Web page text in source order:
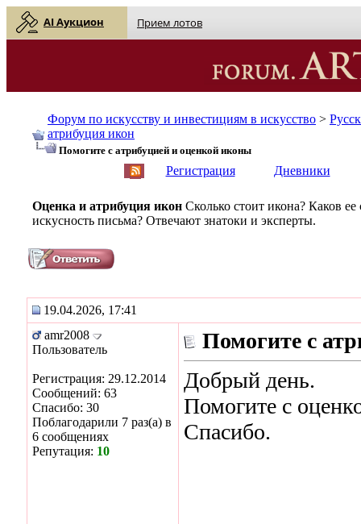
AI Аукцион Прием лотов
Форум по искусству и инвестициям в искусство >
атрибуция икон
Помогите с атрибуцией и оценкой иконы
Регистрация Дневники
Оценка и атрибуция икон Сколько стоит икона? Каков
искусность письма? Отвечают знатоки и эксперты.
19.04.2026, 17:41
amr2008
Пользователь
Регистрация: 29.12.2014
Сообщений: 63
Спасибо: 30
Поблагодарили 7 раз(а) в
6 сообщениях
Репутация: 10
Помогите с
Добрый день.
Помогите с
Спасибо.